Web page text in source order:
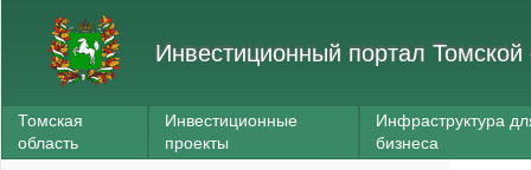
Инвестиционный портал Томской
Томская
область
Инвестиционные
проекты
Инфраструктура
бизнеса